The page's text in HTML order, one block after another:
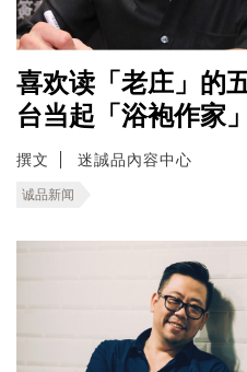
喜欢读「老庄」的
台当起「浴袍作家」
撰文 迷誠品內容中心
诚品新闻